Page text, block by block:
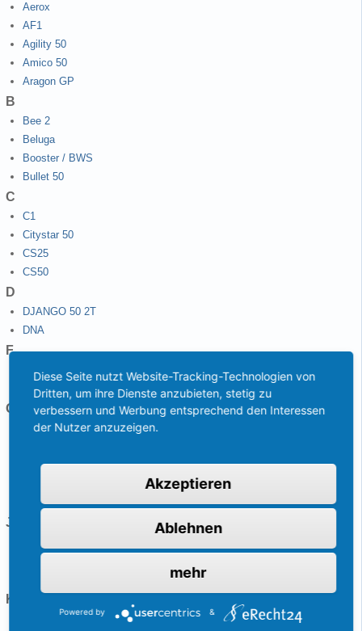
Aerox
AF1
Agility 50
Amico 50
Aragon GP
B
Bee 2
Beluga
Booster / BWS
Bullet 50
C
C1
Citystar 50
CS25
CS50
D
DJANGO 50 2T
DNA
F
Flash 50
FLY 50 4T
G
GPR 50 2T
GTR
Gulliver 50
J
K
KISBEE 50 2T
Diese Seite nutzt Website-Tracking-Technologien von
Dritten, um ihre Dienste anzubieten, stetig zu
verbessern und Werbung entsprechend den Interessen
der Nutzer anzuzeigen.
Akzeptieren
Ablehnen
mehr
Powered by &